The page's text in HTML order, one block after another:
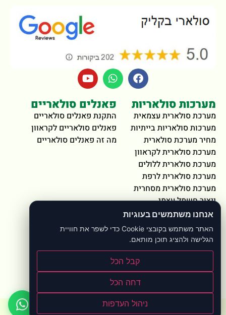
מערכות סולאריות
מערכת סולארית עצמאית
מערכות סולאריות בייתיות
מחיר מערכת סולארית
מערכת סולארית לקראוון
מערכת סולארית ללולים
מערכת סולארית לרפת
מערכת סולארית מסחרית
ייצור חשמל עצמי
פאנלים סולאריים
התקנת פאנלים סולאריים
פאנלים סולאריים לקראוון
מה זה פאנלים סולאריים
ציוד ויצירת קשר
בקר טעינה סולארי
ממירי מתח ל220
יצירת קשר
כל הזכויות שמורות לאתר סולארי בקליק 2024 ©
אנחנו משתמשים בעוגיות
האתר משתמש בקובצי Cookie כדי לשפר את חוויית
הגלישה ולהציג תוכן מותאם.
קבל הכל
דחה הכל
ניהול העדפות